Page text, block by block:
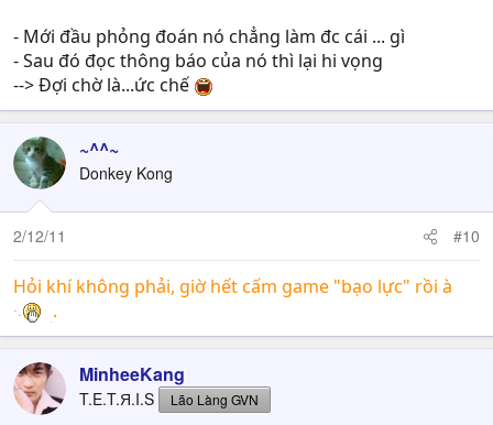
thời VNG thì update cũng chậm vcd ra. Chỉ cần chúng nó
phát hành game là đc, ko quan trọng là Coming Soon
11/2011 hay là phát hành 2012. Chỉ đừng kiểu nửa năm
sau mới phát hành thì đúng là quá sida ==
- Mới đầu phỏng đoán nó chẳng làm đc cái ... gì
- Sau đó đọc thông báo của nó thì lại hi vọng
--> Đợi chờ là...ức chế
~^^~
Donkey Kong
2/12/11 #10
Hỏi khí không phải, giờ hết cấm game "bạo lực" rồi à
.
MinheeKang
T.E.T.Я.I.S Lão Làng GVN